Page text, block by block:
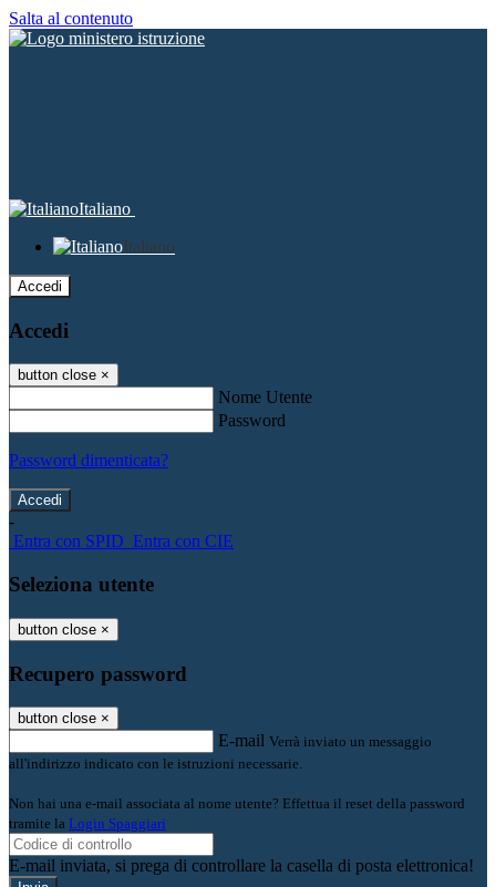
Salta al contenuto
Italiano
Italiano
Accedi
Accedi
button close ×
Nome Utente
Password
Password dimenticata?
-
Entra con SPID Entra con CIE
Seleziona utente
button close ×
Recupero password
button close ×
E-mail Verrà inviato un messaggio
all'indirizzo indicato con le istruzioni necessarie.
Non hai una e-mail associata al nome utente? Effettua il reset della password
tramite la Login Spaggiari
E-mail inviata, si prega di controllare la casella di posta elettronica!